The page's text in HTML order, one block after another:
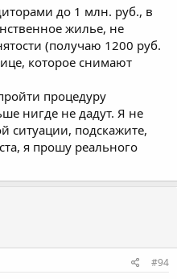
до 1 млн. руб., в
жилье, не
(получаю 1200 руб.
которое снимают
процедуру
нигде не дадут. Я не
ситуации, подскажите,
я прошу реального
#94